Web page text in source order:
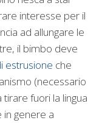
interesse per il
ad allungare le
il bimbo deve
estrusione che
(necessario
fuori la lingua
in genere a